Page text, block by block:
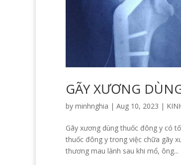
GÃY XƯƠNG
by minhnghia | Aug 10, 2023 |
Gãy xương dùng thuốc đông y có
thuốc đông y trong việc chữa gãy
thương mau lành sau khi mổ, ông...